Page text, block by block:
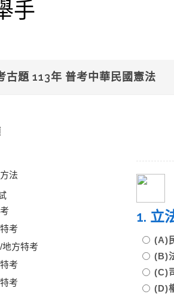
古題 113年 普考中華民國憲法
法
考
地方特考
考
考
1. 立
(A)
(B)
(C)
(D)